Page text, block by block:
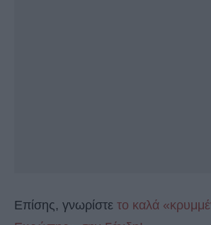
Επίσης, γνωρίστε το καλά